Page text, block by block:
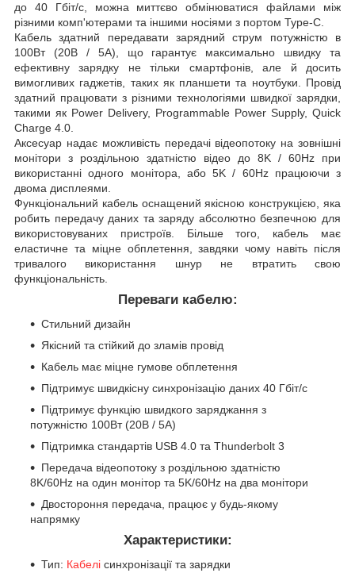
до 40 Гбіт/с, можна миттєво обмінюватися файлами між
різними комп'ютерами та іншими носіями з портом Type-C.
Кабель здатний передавати зарядний струм потужністю в
100Вт (20В / 5А), що гарантує максимально швидку та
ефективну зарядку не тільки смартфонів, але й досить
вимогливих гаджетів, таких як планшети та ноутбуки. Провід
здатний працювати з різними технологіями швидкої зарядки,
такими як Power Delivery, Programmable Power Supply, Quick
Charge 4.0.
Аксесуар надає можливість передачі відеопотоку на зовнішні
монітори з роздільною здатністю відео до 8K / 60Hz при
використанні одного монітора, або 5K / 60Hz працюючи з
двома дисплеями.
Функціональний кабель оснащений якісною конструкцією, яка
робить передачу даних та заряду абсолютно безпечною для
використовуваних пристроїв. Більше того, кабель має
еластичне та міцне обплетення, завдяки чому навіть після
тривалого використання шнур не втратить свою
функціональність.
Переваги кабелю:
Стильний дизайн
Якісний та стійкий до зламів провід
Кабель має міцне гумове обплетення
Підтримує швидкісну синхронізацію даних 40 Гбіт/с
Підтримує функцію швидкого заряджання з
потужністю 100Вт (20В / 5А)
Підтримка стандартів USB 4.0 та Thunderbolt 3
Передача відеопотоку з роздільною здатністю
8K/60Hz на один монітор та 5K/60Hz на два монітори
Двостороння передача, працює у будь-якому
напрямку
Характеристики:
Тип: Кабелі синхронізації та зарядки